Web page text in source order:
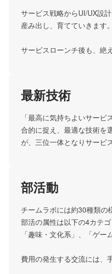
サービス戦略からUI/UX設
産み出し、育てていきます。
サービスローンチ後も、絶
最新技術
「最高に気持ちよいサー
合的に捉え、最適な技術を
が、三位一体となりサービ
部活動
チームラボには約30種類の
部活の属性は以下の4カテ
「趣味・文化系」、「ゲー
費用の発生する交流には、